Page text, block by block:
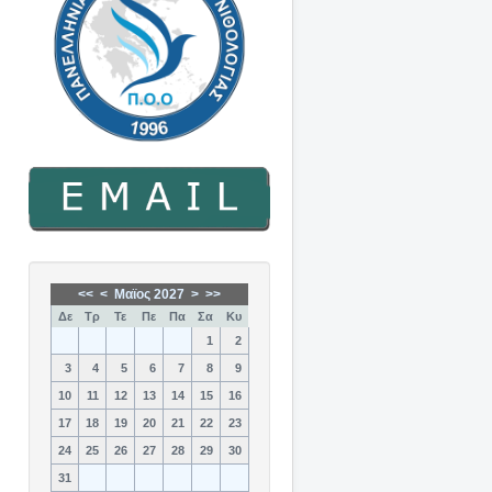
<< < Μαϊος 2027 > >>
Δε Τρ Τε Πε Πα Σα
Κυ
1
2
3 4 5 6 7 8 9
10 11 12 13 14 15 16
17 18 19 20 21 22 23
24 25 26 27 28 29 30
31